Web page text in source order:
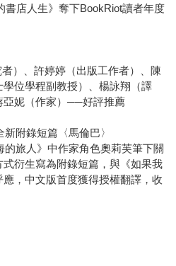
店人生》奪下BookRiot讀者年度
）、許婷婷（出版工作者）、陳
位學程副教授）、楊詠翔（譯
亞妮（作家）──好評推薦
附錄短篇〈馬倫巴〉
的旅人》中作家角色奧莉芙筆下關
衍生寫為附錄短篇，與《如果我
，中文版首度獲得授權翻譯，收